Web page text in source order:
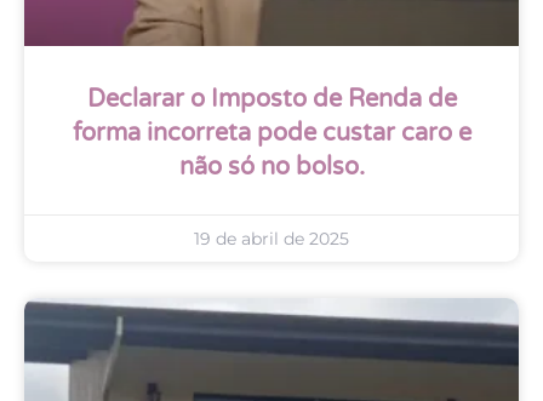
Declarar o Imposto de Renda de
forma incorreta pode custar caro e
não só no bolso.
19 de abril de 2025